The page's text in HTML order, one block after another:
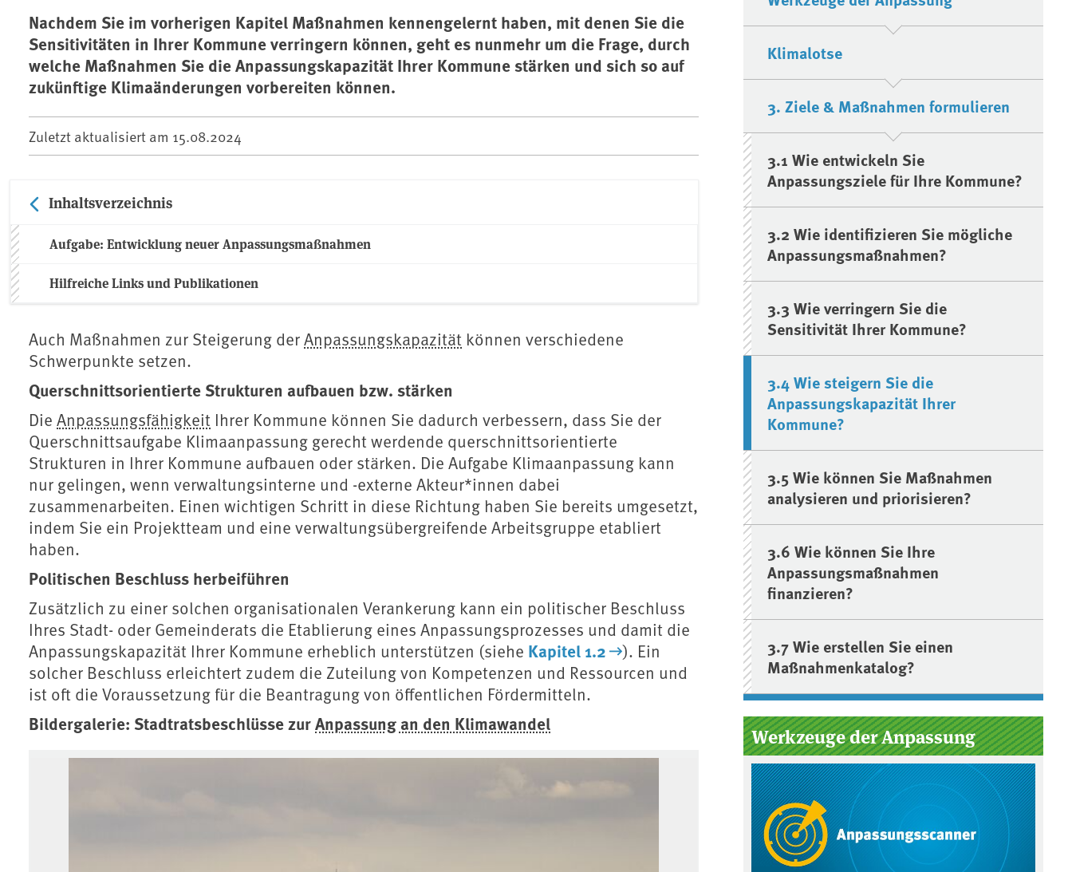
Nachdem Sie im vorherigen Kapitel Maßnahmen kennengelernt haben, mit denen Sie die
Sensitivitäten in Ihrer Kommune verringern können, geht es nunmehr um die Frage, durch
welche Maßnahmen Sie die Anpassungskapazität Ihrer Kommune stärken und sich so auf
zukünftige Klimaänderungen vorbereiten können.
Zuletzt aktualisiert am 15.08.2024
Inhaltsverzeichnis
Aufgabe: Entwicklung neuer Anpassungsmaßnahmen
Hilfreiche Links und Publikationen
Auch Maßnahmen zur Steigerung derAnpassungskapazität können verschiedene
Schwerpunkte setzen.
Querschnittsorientierte Strukturen aufbauen bzw. stärken
Die Anpassungsfähigkeit Ihrer Kommune können Sie dadurch verbessern, dass Sie der
Querschnittsaufgabe Klimaanpassung gerecht werdende querschnittsorientierte
Strukturen in Ihrer Kommune aufbauen oder stärken. Die Aufgabe Klimaanpassung kann
nur gelingen, wenn verwaltungsinterne und -externe Akteur*innen dabei
zusammenarbeiten. Einen wichtigen Schritt in diese Richtung haben Sie bereits umgesetzt,
indem Sie ein Projektteam und eine verwaltungsübergreifende Arbeitsgruppe etabliert
haben.
Politischen Beschluss herbeiführen
Zusätzlich zu einer solchen organisationalen Verankerung kann ein politischer Beschluss
Ihres Stadt- oder Gemeinderats die Etablierung eines Anpassungsprozesses und damit die
Anpassungskapazität Ihrer Kommune erheblich unterstützen (siehe Kapitel 1.2
). Ein
solcher Beschluss erleichtert zudem die Zuteilung von Kompetenzen und Ressourcen und
ist oft die Voraussetzung für die Beantragung von öffentlichen Fördermitteln.
Bildergalerie: Stadtratsbeschlüsse zurAnpassung an den Klimawandel
Klimalotse
3. Ziele & Maßnahmen formulieren
3.1 Wie entwickeln Sie
Anpassungsziele für Ihre Kommune?
3.2 Wie identifizieren Sie mögliche
Anpassungsmaßnahmen?
3.3 Wie verringern Sie die
Sensitivität Ihrer Kommune?
3.4 Wie steigern Sie die
Anpassungskapazität Ihrer
Kommune?
3.5 Wie können Sie Maßnahmen
analysieren und priorisieren?
3.6 Wie können Sie Ihre
Anpassungsmaßnahmen
finanzieren?
3.7 Wie erstellen Sie einen
Maßnahmenkatalog?
Werkzeuge der Anpassung